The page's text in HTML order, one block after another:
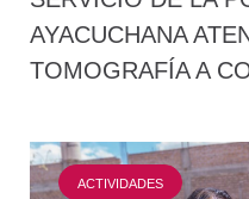
AYACUCHANA
TOMOGRAFÍA A
ACTIVIDADES